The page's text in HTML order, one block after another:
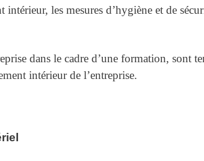
intérieur, les mesures d’hygiène et de
dans le cadre d’une formation, sont
intérieur de l’entreprise.